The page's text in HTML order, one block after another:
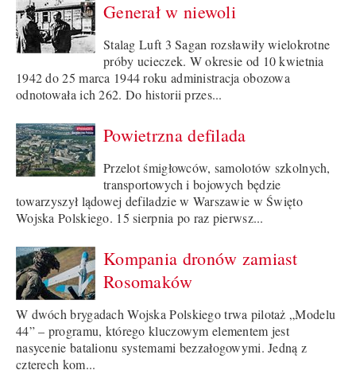
Generał w niewoli
Stalag Luft 3 Sagan rozsławiły wielokrotne
próby ucieczek. W okresie od 10 kwietnia
1942 do 25 marca 1944 roku administracja obozowa
odnotowała ich 262. Do historii przes...
Powietrzna defilada
Przelot śmigłowców, samolotów szkolnych,
transportowych i bojowych będzie
towarzyszył lądowej defiladzie w Warszawie w Święto
Wojska Polskiego. 15 sierpnia po raz pierwsz...
Kompania dronów zamiast
Rosomaków
W dwóch brygadach Wojska Polskiego trwa pilotaż „Modelu
44” – programu, którego kluczowym elementem jest
nasycenie batalionu systemami bezzałogowymi. Jedną z
czterech kom...